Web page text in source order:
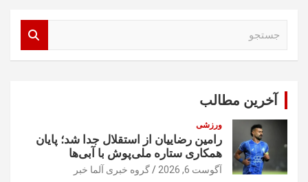
آخرین مطالب
ورزشی
رامین رضاییان از استقلال جدا شد؛ پایان
همکاری ستاره ملی‌پوش با آبی‌ها
آگوست 6, 2026 گروه خبری آلما خبر